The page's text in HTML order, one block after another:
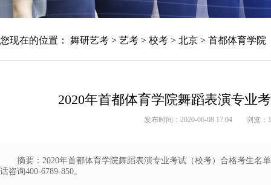
您现在的位置： 舞研艺考 > 艺考 > 校考 > 北京 > 首都体育学院
2020年首都体育学院舞蹈表演专业
发布时间：2020-06-08 17:04 浏览：
摘要：2020年首都体育学院舞蹈表演专业考试（校考）合格考生名
话咨询400-6789-850。